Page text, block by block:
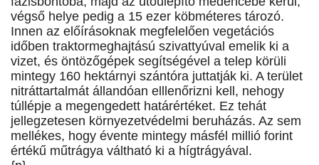
végső helye pedig a 15 ezer köbméteres tározó.
Innen az előírásoknak megfelelően vegetációs
időben traktormeghajtású szivattyúval emelik ki a
vizet, és öntözőgépek segítségével a telep körüli
mintegy 160 hektárnyi szántóra juttatják ki. A terület
nitráttartalmát állandóan elllenőrizni kell, nehogy
túllépje a megengedett határértéket. Ez tehát
jellegzetesen környezetvédelmi beruházás. Az sem
mellékes, hogy évente mintegy másfél millió forint
értékű műtrágya váltható ki a hígtrágyával.